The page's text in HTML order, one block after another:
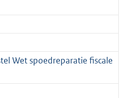
Wet spoedreparatie fiscale